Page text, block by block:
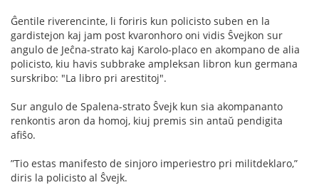
Ĝentile riverencinte, li foriris kun policisto suben en la
gardistejon kaj jam post kvaronhoro oni vidis Ŝvejkon sur
angulo de Jeĉna-strato kaj Karolo-placo en akompano de alia
policisto, kiu havis subbrake ampleksan libron kun germana
surskribo: "La libro pri arestitoj".
Sur angulo de Spalena-strato Ŝvejk kun sia akompananto
renkontis aron da homoj, kiuj premis sin antaŭ pendigita
aﬁŝo.
”Tio estas manifesto de sinjoro imperiestro pri militdeklaro,”
diris la policisto al Ŝvejk.